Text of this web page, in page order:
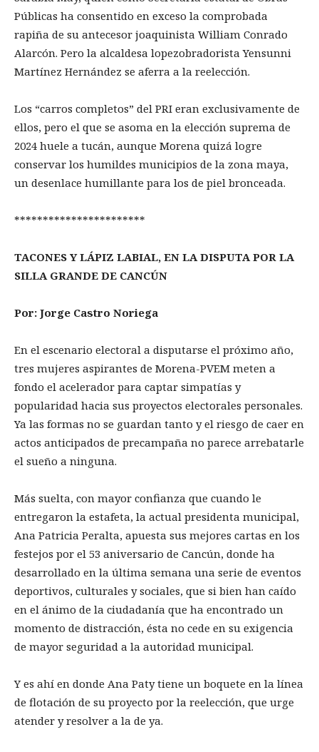
Públicas ha consentido en exceso la comprobada
rapiña de su antecesor joaquinista William Conrado
Alarcón. Pero la alcaldesa lopezobradorista Yensunni
Martínez Hernández se aferra a la reelección.
Los “carros completos” del PRI eran exclusivamente de
ellos, pero el que se asoma en la elección suprema de
2024 huele a tucán, aunque Morena quizá logre
conservar los humildes municipios de la zona maya,
un desenlace humillante para los de piel bronceada.
***********************
TACONES Y LÁPIZ LABIAL, EN LA DISPUTA POR LA
SILLA GRANDE DE CANCÚN
Por: Jorge Castro Noriega
En el escenario electoral a disputarse el próximo año,
tres mujeres aspirantes de Morena-PVEM meten a
fondo el acelerador para captar simpatías y
popularidad hacia sus proyectos electorales personales.
Ya las formas no se guardan tanto y el riesgo de caer en
actos anticipados de precampaña no parece arrebatarle
el sueño a ninguna.
Más suelta, con mayor confianza que cuando le
entregaron la estafeta, la actual presidenta municipal,
Ana Patricia Peralta, apuesta sus mejores cartas en los
festejos por el 53 aniversario de Cancún, donde ha
desarrollado en la última semana una serie de eventos
deportivos, culturales y sociales, que si bien han caído
en el ánimo de la ciudadanía que ha encontrado un
momento de distracción, ésta no cede en su exigencia
de mayor seguridad a la autoridad municipal.
Y es ahí en donde Ana Paty tiene un boquete en la línea
de flotación de su proyecto por la reelección, que urge
atender y resolver a la de ya.